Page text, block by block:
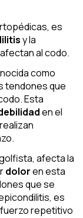
es
y la
al codo.
como
tendones que
Esta
en el
afecta la
doloren esta
que se
es
repetitivo